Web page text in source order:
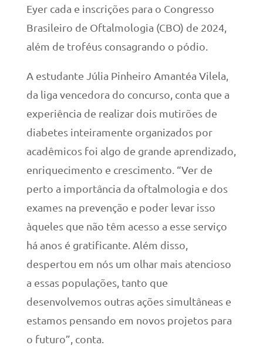
Eyer cada e inscrições para o Congresso
Brasileiro de Oftalmologia (CBO) de 2024,
além de troféus consagrando o pódio.
A estudante Júlia Pinheiro Amantéa Vilela,
da liga vencedora do concurso, conta que a
experiência de realizar dois mutirões de
diabetes inteiramente organizados por
acadêmicos foi algo de grande aprendizado,
enriquecimento e crescimento. “Ver de
perto a importância da oftalmologia e dos
exames na prevenção e poder levar isso
àqueles que não têm acesso a esse serviço
há anos é gratificante. Além disso,
despertou em nós um olhar mais atencioso
a essas populações, tanto que
desenvolvemos outras ações simultâneas e
estamos pensando em novos projetos para
o futuro”, conta.